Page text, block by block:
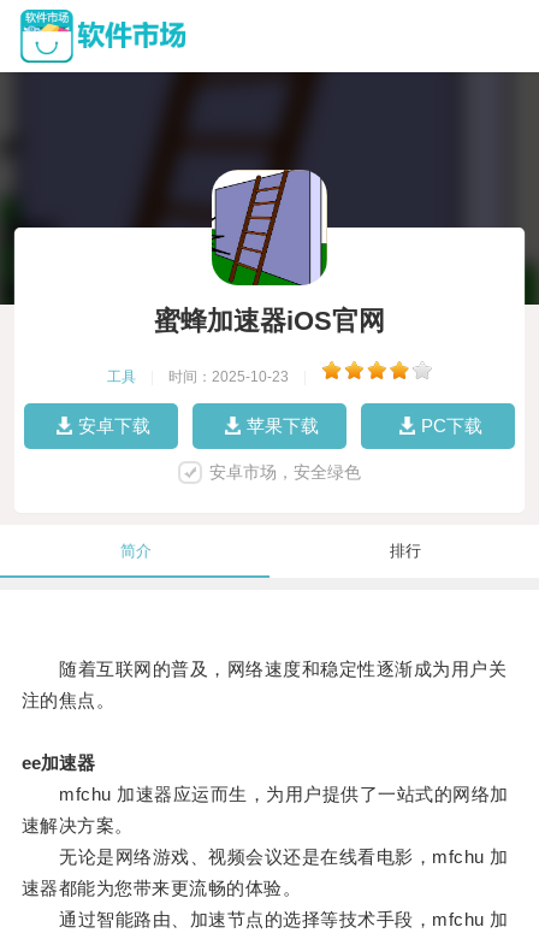
蜜蜂加速器iOS官网
工具 时间：2025-10-23
安卓下载 苹果下载 PC下载
安卓市场，安全绿色
简介 排行
随着互联网的普及，网络速度和稳定性逐渐成为用户关
注的焦点。
ee加速器
mfchu 加速器应运而生，为用户提供了一站式的网络加
速解决方案。
无论是网络游戏、视频会议还是在线看电影，mfchu 加
速器都能为您带来更流畅的体验。
通过智能路由、加速节点的选择等技术手段，mfchu 加